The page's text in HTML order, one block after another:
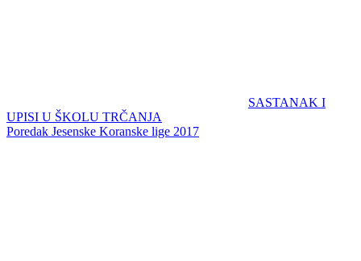
SASTANAK I
UPISI U ŠKOLU TRČANJA
Poredak Jesenske Koranske lige 2017